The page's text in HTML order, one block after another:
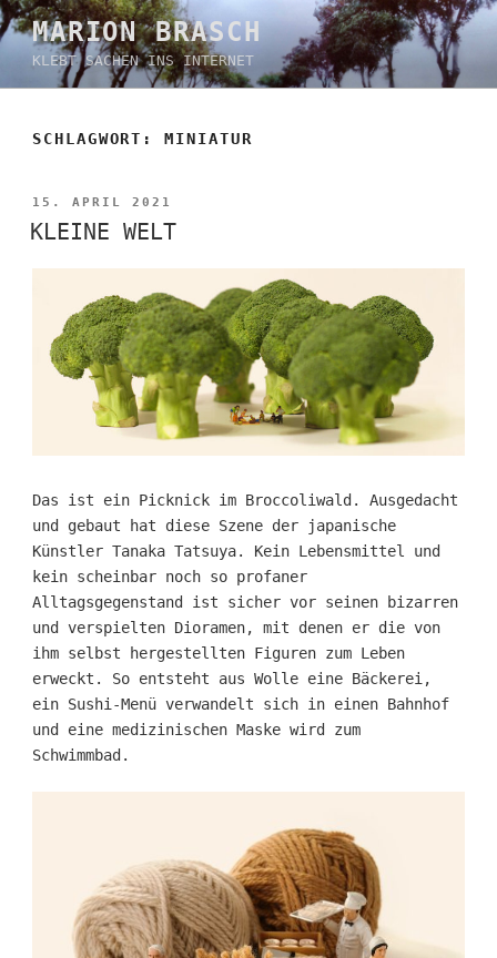
Zum
Inhalt
springen
MARION BRASCH
KLEBT SACHEN INS INTERNET
SCHLAGWORT:MINIATUR
VERÖFFENTLICHT
AM
15. APRIL 2021
KLEINE WELT
Das ist ein Picknick im Broccoliwald. Ausgedacht
und gebaut hat diese Szene der japanische
Künstler Tanaka Tatsuya. Kein Lebensmittel und
kein scheinbar noch so profaner
Alltagsgegenstand ist sicher vor seinen bizarren
und verspielten Dioramen, mit denen er die von
ihm selbst hergestellten Figuren zum Leben
erweckt. So entsteht aus Wolle eine Bäckerei,
ein Sushi-Menü verwandelt sich in einen Bahnhof
und eine medizinischen Maske wird zum
Schwimmbad.